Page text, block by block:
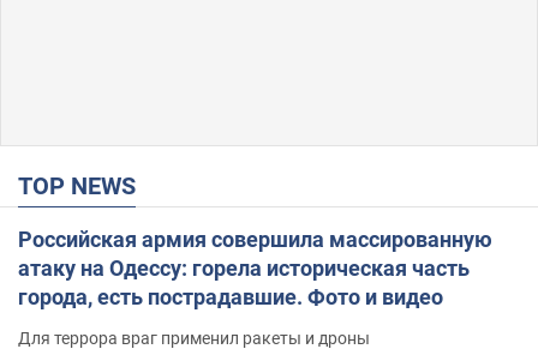
TOP NEWS
Российская армия совершила массированную
атаку на Одессу: горела историческая часть
города, есть пострадавшие. Фото и видео
Для террора враг применил ракеты и дроны